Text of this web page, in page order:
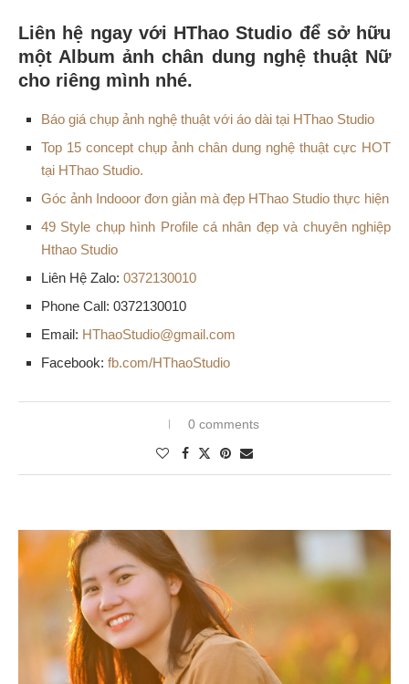
Liên hệ ngay với HThao Studio để sở hữu
một Album ảnh chân dung nghệ thuật Nữ
cho riêng mình nhé.
Báo giá chụp ảnh nghệ thuật với áo dài tại HThao Studio
Top 15 concept chụp ảnh chân dung nghệ thuật cực HOT
tại HThao Studio.
Góc ảnh Indooor đơn giản mà đẹp HThao Studio thực hiện
49 Style chụp hình Profile cá nhân đẹp và chuyên nghiệp
Hthao Studio
Liên Hệ Zalo: 0372130010
Phone Call: 0372130010
Email: HThaoStudio@gmail.com
Facebook: fb.com/HThaoStudio
0 comments